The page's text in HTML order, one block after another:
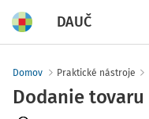
DAUČ
Domov Praktické nástroje
Dodanie tovaru